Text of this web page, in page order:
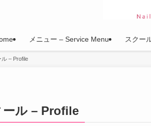
メニュー – Service Menu スクー
ル – Profile
ール – Profile